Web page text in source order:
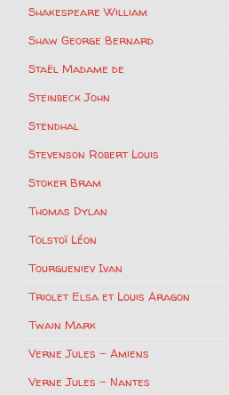
Shakespeare William
Shaw George Bernard
Staël Madame de
Steinbeck John
Stendhal
Stevenson Robert Louis
Stoker Bram
Thomas Dylan
Tolstoï Léon
Tourgueniev Ivan
Triolet Elsa et Louis Aragon
Twain Mark
Verne Jules – Amiens
Verne Jules – Nantes